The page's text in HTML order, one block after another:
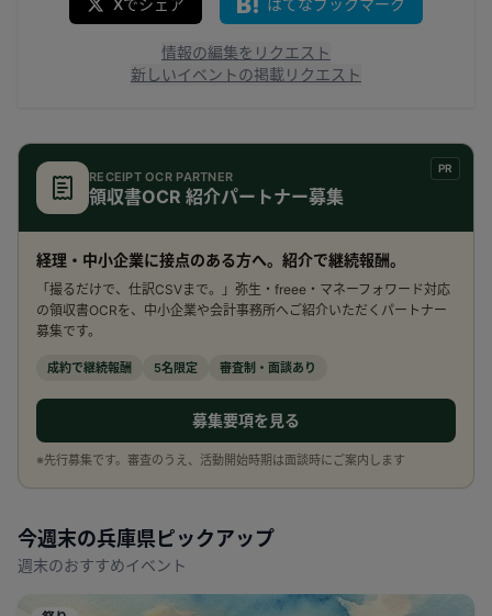
Xでシェア はてなブックマーク
情報の編集をリクエスト
新しいイベントの掲載リクエスト
PR
RECEIPT OCR PARTNER
領収書OCR 紹介パートナー募集
経理・中小企業に接点のある方へ。紹介で継続報酬。
「撮るだけで、仕訳CSVまで。」弥生・freee・マネーフォワード対応
の領収書OCRを、中小企業や会計事務所へご紹介いただくパートナー
募集です。
成約で継続報酬 5名限定 審査制・面談あり
募集要項を見る
※先行募集です。審査のうえ、活動開始時期は面談時にご案内します
今週末の兵庫県 ピックアップ
週末のおすすめイベント